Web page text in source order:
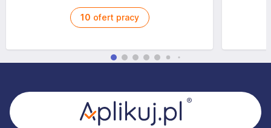
10 ofert pracy